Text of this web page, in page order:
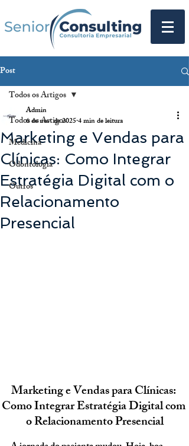
Post
Todos os Artigos
Medicina
Odontologia
Outros
Todos os Artigos
Marketing e Vendas para
Clínicas: Como Integrar
Estratégia Digital com o
Relacionamento
Presencial
Admin
6 de nov. de 20254 min de leitura
Marketing e Vendas para Clínicas:
Como Integrar Estratégia Digital com
o Relacionamento Presencial